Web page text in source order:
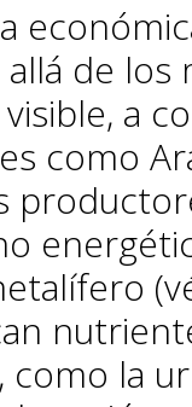
de
visible, a
como
como la